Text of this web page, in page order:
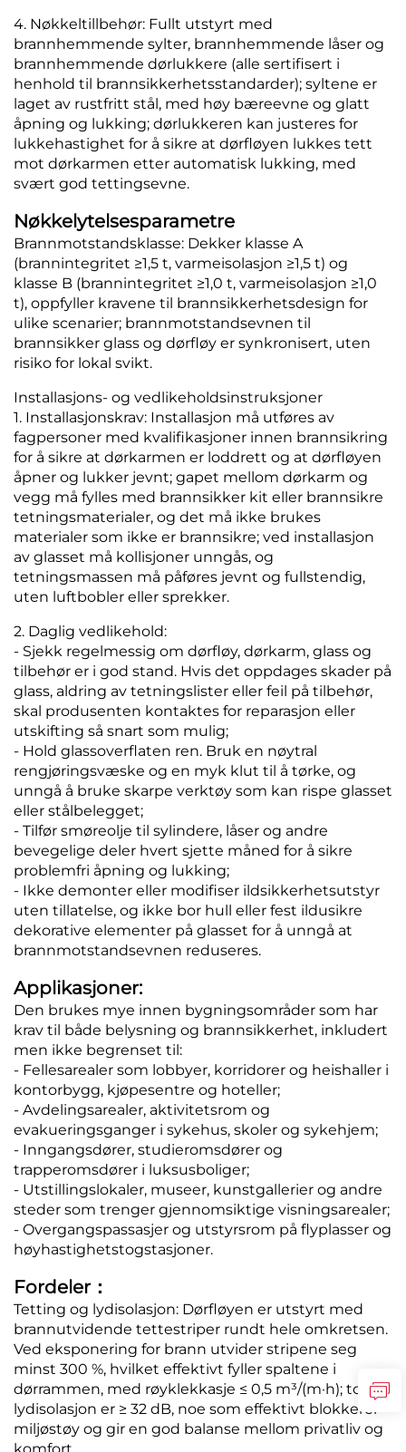
4. Nøkkeltillbehør: Fullt utstyrt med
brannhemmende sylter, brannhemmende låser og
brannhemmende dørlukkere (alle sertifisert i
henhold til brannsikkerhetsstandarder); syltene er
laget av rustfritt stål, med høy bæreevne og glatt
åpning og lukking; dørlukkeren kan justeres for
lukkehastighet for å sikre at dørfløyen lukkes tett
mot dørkarmen etter automatisk lukking, med
svært god tettingsevne.
Nøkkelytelsesparametre
Brannmotstandsklasse: Dekker klasse A
(brannintegritet ≥1,5 t, varmeisolasjon ≥1,5 t) og
klasse B (brannintegritet ≥1,0 t, varmeisolasjon ≥1,0
t), oppfyller kravene til brannsikkerhetsdesign for
ulike scenarier; brannmotstandsevnen til
brannsikker glass og dørfløy er synkronisert, uten
risiko for lokal svikt.
Installasjons- og vedlikeholdsinstruksjoner
1. Installasjonskrav: Installasjon må utføres av
fagpersoner med kvalifikasjoner innen brannsikring
for å sikre at dørkarmen er loddrett og at dørfløyen
åpner og lukker jevnt; gapet mellom dørkarm og
vegg må fylles med brannsikker kit eller brannsikre
tetningsmaterialer, og det må ikke brukes
materialer som ikke er brannsikre; ved installasjon
av glasset må kollisjoner unngås, og
tetningsmassen må påføres jevnt og fullstendig,
uten luftbobler eller sprekker.
2. Daglig vedlikehold:
- Sjekk regelmessig om dørfløy, dørkarm, glass og
tilbehør er i god stand. Hvis det oppdages skader på
glass, aldring av tetningslister eller feil på tilbehør,
skal produsenten kontaktes for reparasjon eller
utskifting så snart som mulig;
- Hold glassoverflaten ren. Bruk en nøytral
rengjøringsvæske og en myk klut til å tørke, og
unngå å bruke skarpe verktøy som kan rispe glasset
eller stålbelegget;
- Tilfør smøreolje til sylindere, låser og andre
bevegelige deler hvert sjette måned for å sikre
problemfri åpning og lukking;
- Ikke demonter eller modifiser ildsikkerhetsutstyr
uten tillatelse, og ikke bor hull eller fest ildusikre
dekorative elementer på glasset for å unngå at
brannmotstandsevnen reduseres.
Applikasjoner:
Den brukes mye innen bygningsområder som har
krav til både belysning og brannsikkerhet, inkludert
men ikke begrenset til:
- Fellesarealer som lobbyer, korridorer og heishaller i
kontorbygg, kjøpesentre og hoteller;
- Avdelingsarealer, aktivitetsrom og
evakueringsganger i sykehus, skoler og sykehjem;
- Inngangsdører, studieromsdører og
trapperomsdører i luksusboliger;
- Utstillingslokaler, museer, kunstgallerier og andre
steder som trenger gjennomsiktige visningsarealer;
- Overgangspassasjer og utstyrsrom på flyplasser og
høyhastighetstogstasjoner.
Fordeler：
Tetting og lydisolasjon: Dørfløyen er utstyrt med
brannutvidende tettestriper rundt hele omkretsen.
Ved eksponering for brann utvider stripene seg
minst 300 %, hvilket effektivt fyller spaltene i
dørrammen, med røyklekkasje ≤ 0,5 m³/(m·h); total
lydisolasjon er ≥ 32 dB, noe som effektivt blokkerer
miljøstøy og gir en god balanse mellom privatliv og
komfort.